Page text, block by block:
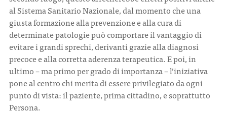
al Sistema Sanitario Nazionale, dal momento che una
giusta formazione alla prevenzione e alla cura di
determinate patologie può comportare il vantaggio di
evitare i grandi sprechi, derivanti grazie alla diagnosi
precoce e alla corretta aderenza terapeutica. E poi, in
ultimo – ma primo per grado di importanza – l’iniziativa
pone al centro chi merita di essere privilegiato da ogni
punto di vista: il paziente, prima cittadino, e soprattutto
Persona.